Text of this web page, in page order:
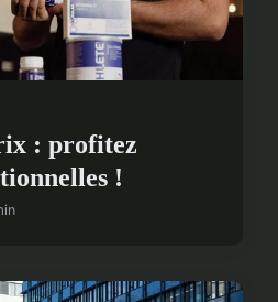
: profitez
!